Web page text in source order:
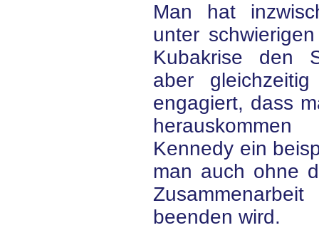
Man hat
unter
Kubakrise den
aber
engagiert, dass
Kennedy ein
man auch ohne
beenden wird.